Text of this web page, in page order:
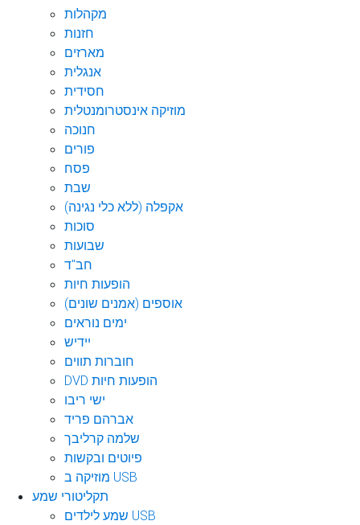
מקהלות
חזנות
מארזים
אנגלית
חסידית
מוזיקה אינסטרומנטלית
חנוכה
פורים
פסח
שבת
אקפלה (ללא כלי נגינה)
סוכות
שבועות
חב"ד
הופעות חיות
אוספים (אמנים שונים)
ימים נוראים
יידיש
חוברות תווים
DVD הופעות חיות
ישי ריבו
אברהם פריד
שלמה קרליבך
פיוטים ובקשות
מוזיקה ב USB
תקליטורי שמע
שמע לילדים USB